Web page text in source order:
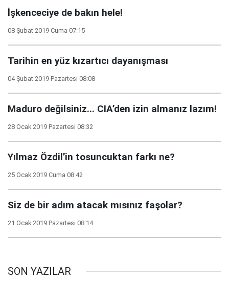
İşkenceciye de bakın hele!
08 Şubat 2019 Cuma 07:15
Tarihin en yüz kızartıcı dayanışması
04 Şubat 2019 Pazartesi 08:08
Maduro değilsiniz... CIA’den izin almanız lazım!
28 Ocak 2019 Pazartesi 08:32
Yılmaz Özdil’in tosuncuktan farkı ne?
25 Ocak 2019 Cuma 08:42
Siz de bir adım atacak mısınız faşolar?
21 Ocak 2019 Pazartesi 08:14
SON YAZILAR